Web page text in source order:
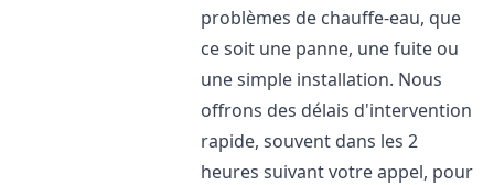
problèmes de chauffe-eau, que
ce soit une panne, une fuite ou
une simple installation. Nous
offrons des délais d'intervention
rapide, souvent dans les 2
heures suivant votre appel, pour